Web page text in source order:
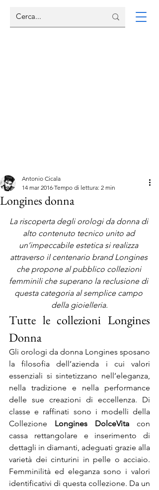
Longines donna
Antonio Cicala
14 mar 2016 Tempo di lettura: 2 min
La riscoperta degli orologi da donna di
alto contenuto tecnico unito ad
un’impeccabile estetica si realizza
attraverso il centenario brand Longines
che propone al pubblico collezioni
femminili che superano la reclusione di
questa categoria al semplice campo
della gioielleria.
Tutte le collezioni Longines
Donna
Gli orologi da donna Longines sposano
la filosofia dell’azienda i cui valori
essenziali si sintetizzano nell’eleganza,
nella tradizione e nella performance
delle sue creazioni di eccellenza. Di
classe e raffinati sono i modelli della
Collezione Longines DolceVita con
cassa rettangolare e inserimento di
dettagli in diamanti, adeguati grazie alla
varietà dei cinturini in pelle o acciaio.
Femminilità ed eleganza sono i valori
identificativi di questa collezione. Da un